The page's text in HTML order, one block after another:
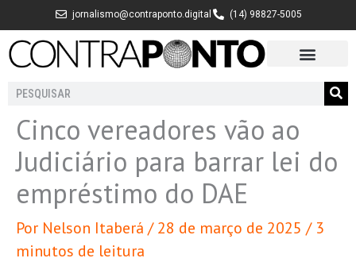
para
jornalismo@contraponto.digital (14) 98827-5005
Pesquisar
Cinco vereadores vão ao
Judiciário para barrar lei do
empréstimo do DAE
Por Nelson Itaberá /28 de março de 2025 / 3
minutos de leitura